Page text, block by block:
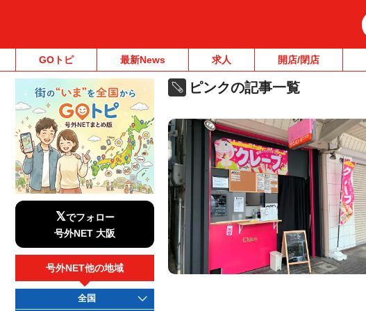
GOトピ 最新News 求人 開店/閉店
ピンクの記事一覧
𝕏でフォロー
号外NET 大阪
号外NET他の地域
全国